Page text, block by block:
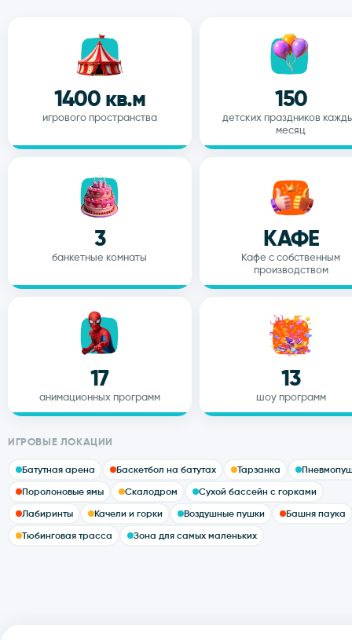
8 (3952)
WhatsApp
1400 кв.м
игрового пространства
150
детских праздников
месяц
3
банкетные комнаты
КАФЕ
Кафе с собственным
производством
17
анимационных программ
13
шоу программ
ИГРОВЫЕ ЛОКАЦИИ
Батутная арена Баскетбол на батутах Тарзанка
Поролоновые ямы
Скалодром
Сухой бассейн с горками
Лабиринты
Качели и горки Воздушные пушки
Башня паука
Тюбинговая трасса
Зона для самых маленьких